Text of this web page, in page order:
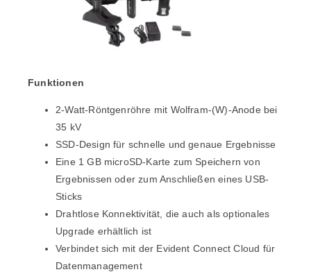
Funktionen
2-Watt-Röntgenröhre mit Wolfram-(W)-Anode bei
35 kV
SSD-Design für schnelle und genaue Ergebnisse
Eine 1 GB microSD-Karte zum Speichern von
Ergebnissen oder zum Anschließen eines USB-
Sticks
Drahtlose Konnektivität, die auch als optionales
Upgrade erhältlich ist
Verbindet sich mit der Evident Connect Cloud für
Datenmanagement